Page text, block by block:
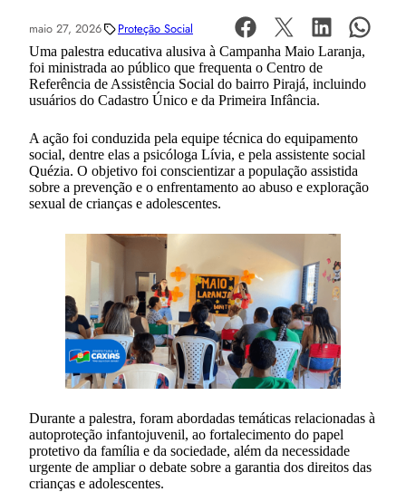
maio 27, 2026 Proteção Social
Uma palestra educativa alusiva à Campanha Maio Laranja,
foi ministrada ao público que frequenta o Centro de
Referência de Assistência Social do bairro Pirajá, incluindo
usuários do Cadastro Único e da Primeira Infância.
A ação foi conduzida pela equipe técnica do equipamento
social, dentre elas a psicóloga Lívia, e pela assistente social
Quézia. O objetivo foi conscientizar a população assistida
sobre a prevenção e o enfrentamento ao abuso e exploração
sexual de crianças e adolescentes.
Durante a palestra, foram abordadas temáticas relacionadas à
autoproteção infantojuvenil, ao fortalecimento do papel
protetivo da família e da sociedade, além da necessidade
urgente de ampliar o debate sobre a garantia dos direitos das
crianças e adolescentes.